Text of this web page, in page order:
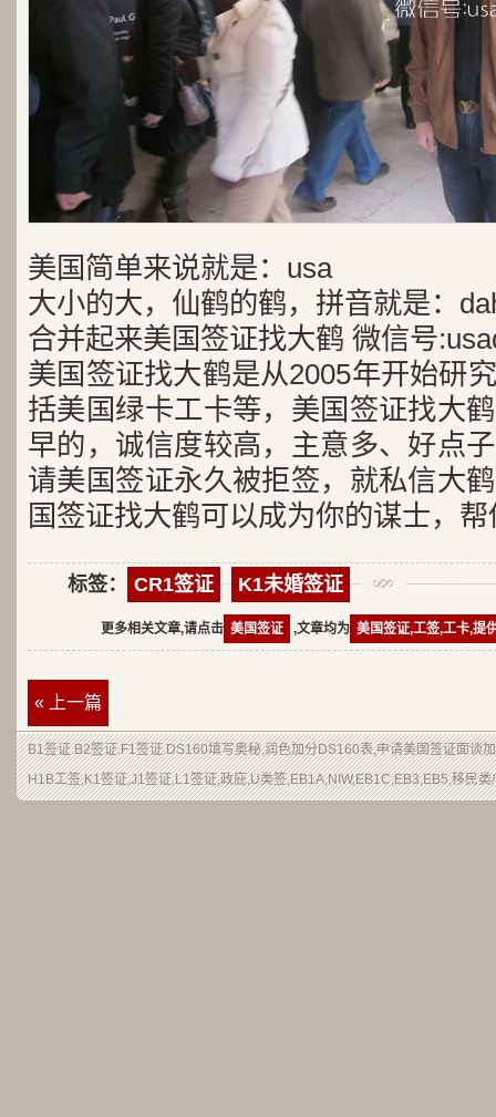
美国简单来说就是：usa
大小的大，仙鹤的鹤，拼音就是：
合并起来美国签证找大鹤 微信号
美国签证找大鹤是从2005年开始研
括美国绿卡工卡等，美国签证找大
早的，诚信度较高，主意多、好点
请美国签证永久被拒签，就私信大
国签证找大鹤可以成为你的谋士，
标签： CR1签证 K1未婚签证
更多相关文章,请点击 美国签证 ,文章均为 美国签证,工签,工卡,提
« 上一篇
B1签证.B2签证.F1签证.DS160填写奥秘,润色加分DS160表,申请美国签证面谈
H1B工签,K1签证,J1签证,L1签证,政庇,U类签,EB1A,NIW,EB1C,EB3,EB5,移民